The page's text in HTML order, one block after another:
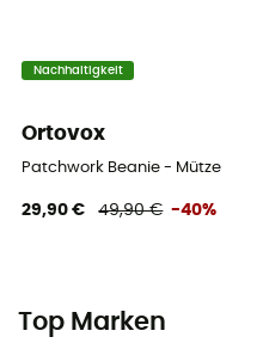
Nachhaltigkeit
Ortovox
Patchwork Beanie - Mütze
29,90 € 49,90 € -40%
Top Marken